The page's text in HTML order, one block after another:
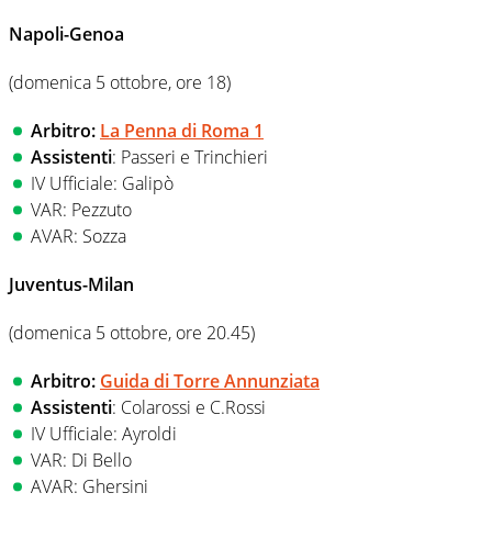
Napoli-Genoa
(domenica 5 ottobre, ore 18)
Arbitro: La Penna di Roma 1
Assistenti: Passeri e Trinchieri
IV Ufficiale: Galipò
VAR: Pezzuto
AVAR: Sozza
Juventus-Milan
(domenica 5 ottobre, ore 20.45)
Arbitro: Guida di Torre Annunziata
Assistenti: Colarossi e C.Rossi
IV Ufficiale: Ayroldi
VAR: Di Bello
AVAR: Ghersini